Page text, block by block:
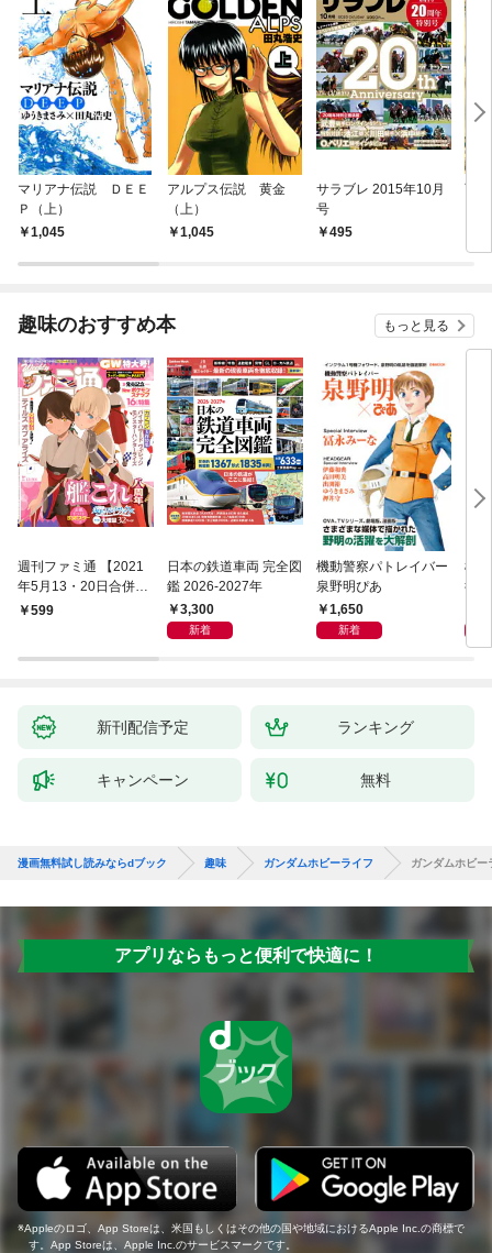
マリアナ伝説 ＤＥＥ
Ｐ（上）
1,045
アルプス伝説 黄金
（上）
1,045
サラブレ 2015年10月
号
495
西
趣味のおすすめ本 もっと見る
週刊ファミ通 【2021
年5月13・20日合併
号】599
日本の鉄道車両 完全図
鑑 2026-2027年
3,300
新着
機動警察パトレイバー
泉野明ぴあ
1,650
新着
機
後
新刊配信予定 ランキング
キャンペーン 無料
漫画無料試し読みならdブック 趣味 ガンダムホビーライフ ガンダムホビー
アプリならもっと便利で快適に！
Appleのロゴ、App Storeは、米国もしくはその他の国や地域におけるApple Inc.の商標で
す。App Storeは、Apple Inc.のサービスマークです。